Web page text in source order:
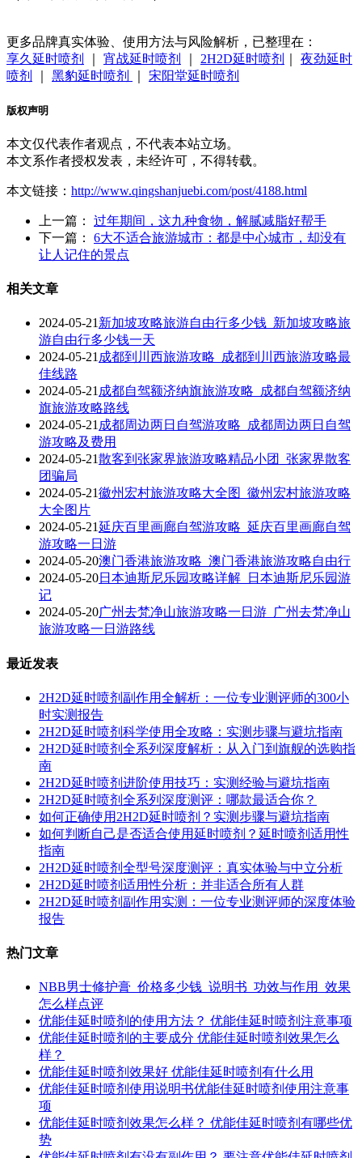
更多品牌真实体验、使用方法与风险解析，已整理在：
享久延时喷剂
宵战延时喷剂 2H2D延时喷剂
夜劲延时
喷剂
黑豹延时喷剂 宋阳堂延时喷剂
版权声明
本文仅代表作者观点，不代表本站立场。
本文系作者授权发表，未经许可，不得转载。
本文链接： http://www.qingshanjuebi.com/post/4188.html
上一篇： 过年期间，这九种食物，解腻减脂好帮手
下一篇： 6大不适合旅游城市：都是中心城市，却没有
让人记住的景点
相关文章
2024-05-21 新加坡攻略旅游自由行多少钱_新加坡攻略旅
游自由行多少钱一天
2024-05-21 成都到川西旅游攻略_成都到川西旅游攻略最
佳线路
2024-05-21 成都自驾额济纳旗旅游攻略_成都自驾额济纳
旗旅游攻略路线
2024-05-21 成都周边两日自驾游攻略_成都周边两日自驾
游攻略及费用
2024-05-21散客到张家界旅游攻略精品小团_张家界散客
团骗局
2024-05-21徽州宏村旅游攻略大全图_徽州宏村旅游攻略
大全图片
2024-05-21延庆百里画廊自驾游攻略_延庆百里画廊自驾
游攻略一日游
2024-05-20澳门香港旅游攻略_澳门香港旅游攻略自由行
2024-05-20日本迪斯尼乐园攻略详解_日本迪斯尼乐园游
记
2024-05-20广州去梵净山旅游攻略一日游_广州去梵净山
旅游攻略一日游路线
最近发表
2H2D延时喷剂副作用全解析：一位专业测评师的300小
时实测报告
2H2D延时喷剂科学使用全攻略：实测步骤与避坑指南
2H2D延时喷剂全系列深度解析：从入门到旗舰的选购指
南
2H2D延时喷剂进阶使用技巧：实测经验与避坑指南
2H2D延时喷剂全系列深度测评：哪款最适合你？
如何正确使用2H2D延时喷剂？实测步骤与避坑指南
如何判断自己是否适合使用延时喷剂？延时喷剂适用性
指南
2H2D延时喷剂全型号深度测评：真实体验与中立分析
2H2D延时喷剂适用性分析：并非适合所有人群
2H2D延时喷剂副作用实测：一位专业测评师的深度体验
报告
热门文章
NBB男士修护膏_价格多少钱_说明书_功效与作用_效果
怎么样点评
优能佳延时喷剂的使用方法？ 优能佳延时喷剂注意事项
优能佳延时喷剂的主要成分 优能佳延时喷剂效果怎么
样？
优能佳延时喷剂效果好 优能佳延时喷剂有什么用
优能佳延时喷剂使用说明书优能佳延时喷剂使用注意事
项
优能佳延时喷剂效果怎么样？ 优能佳延时喷剂有哪些优
势